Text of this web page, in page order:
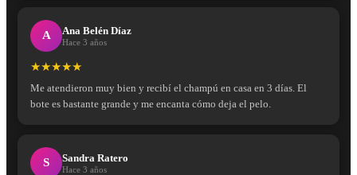
A Ana Belén Díaz
Hace 3 años
★★★★★
Me atendieron muy bien y recibí el champú en casa en 3 días. El
bote es bastante grande y me encanta cómo deja el pelo.
S Sandra Ratero
Hace 3 años